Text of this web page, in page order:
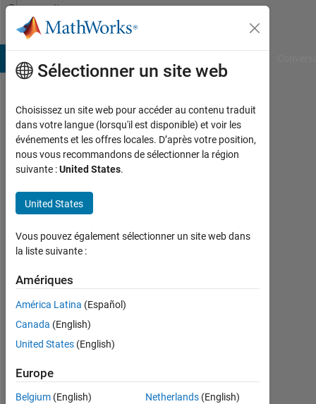
Passer au contenu
Community
Profile
Saswati
Last
seen:
6
mois
il y a
Actif
depuis
0
Following:
Follow
Sélectionner un site web
Choisissez un site web pour accéder au contenu traduit
dans votre langue (lorsqu'il est disponible) et voir les
événements et les offres locales. D’après votre position,
nous vous recommandons de sélectionner la région
suivante :United States.
United States
Vous pouvez également sélectionner un site web dans
la liste suivante :
Amériques
América Latina (Español)
Canada (English)
United States (English)
Europe
Belgium (English)
Netherlands(English)